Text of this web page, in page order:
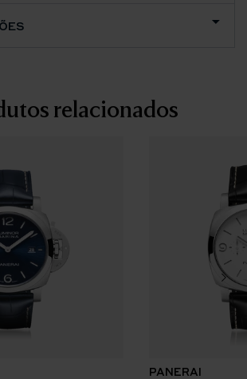
relacionados
PANERAI